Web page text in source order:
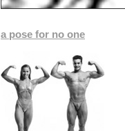
a pose for no one